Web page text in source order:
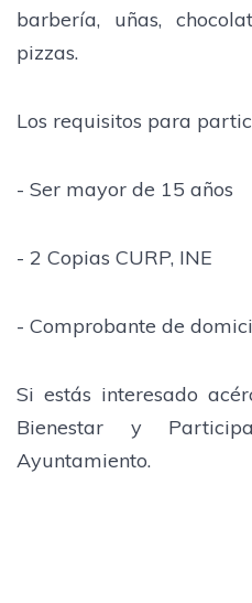
barbería, uñas,
pizzas.
Los requisitos para
- Ser mayor de 15 años
- 2 Copias CURP, INE
- Comprobante de
Si estás interesado
Bienestar y
Ayuntamiento.